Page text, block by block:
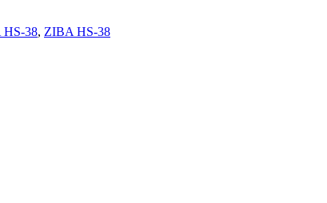
HS-38, ZIBA HS-38